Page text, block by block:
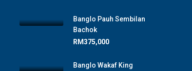
Banglo Pauh Sembilan
Bachok
RM375,000
Banglo Wakaf King